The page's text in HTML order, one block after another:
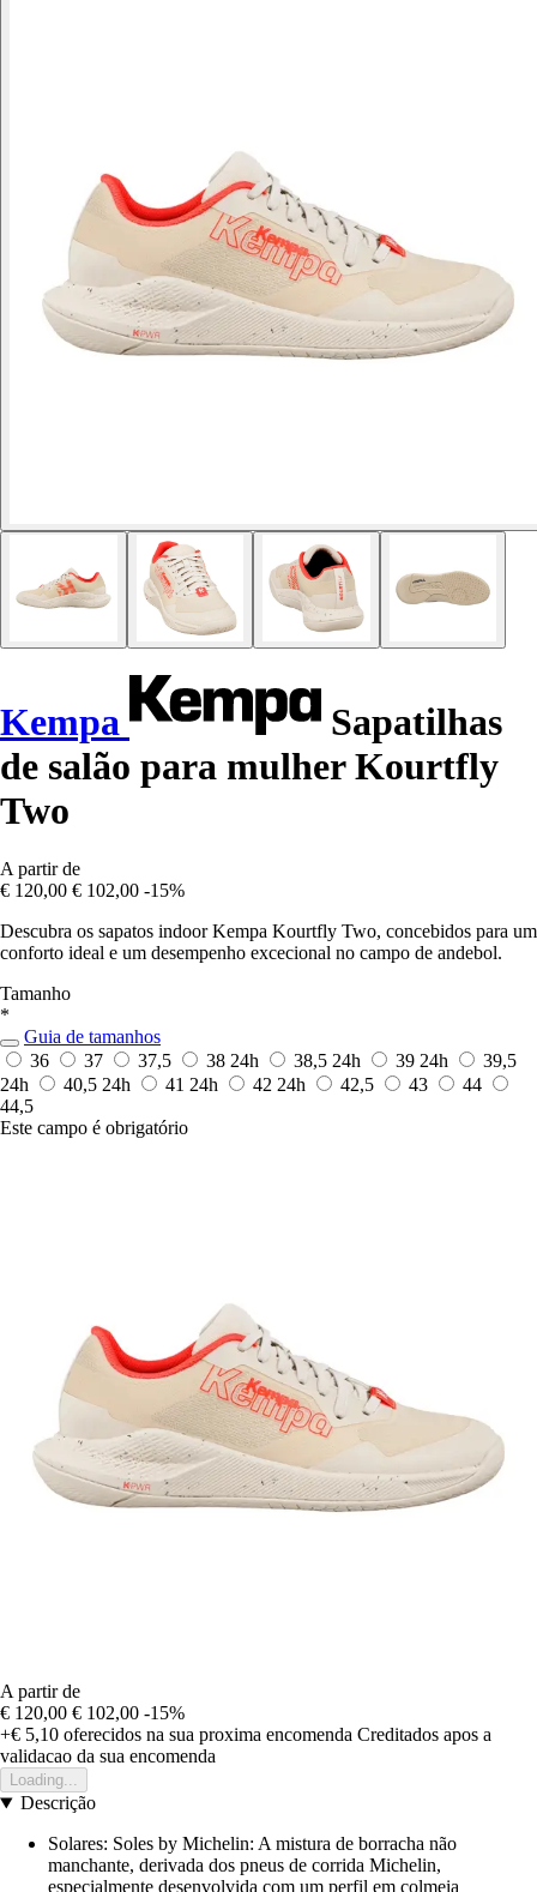
Kempa
Sapatilhas
de salão para mulher Kourtfly
Two
A partir de
€ 120,00 € 102,00 -15%
Descubra os sapatos indoor Kempa Kourtfly Two, concebidos para um
conforto ideal e um desempenho excecional no campo de andebol.
Tamanho
*
Guia de tamanhos
36
37 37,5 38 24h 38,5 24h 39 24h
39,5
24h
40,5 24h 41 24h 42 24h 42,5 43
44
44,5
Este campo é obrigatório
A partir de
€ 120,00 € 102,00 -15%
+€ 5,10 oferecidos na sua proxima encomenda Creditados apos a
validacao da sua encomenda
Loading...
Descrição
Solares: Soles by Michelin: A mistura de borracha não
manchante, derivada dos pneus de corrida Michelin,
especialmente desenvolvida com um perfil em colmeia